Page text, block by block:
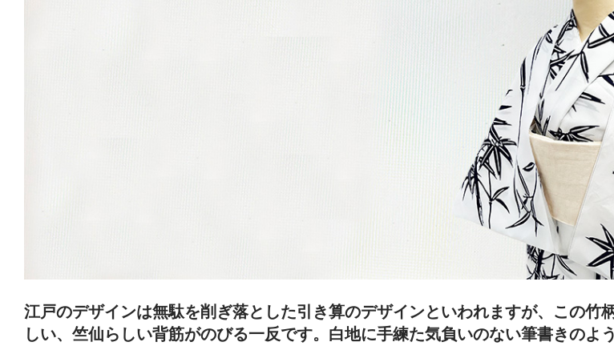
江戸のデザインは無駄を削ぎ落とした引き算のデザインといわれますが、この竹
しい、竺仙らしい背筋がのびる一反です。白地に手練た気負いのない筆書きのよ